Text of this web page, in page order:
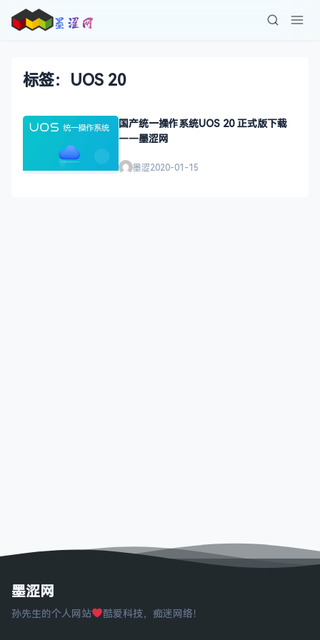
标签：UOS 20
国产统一操作系统UOS 20 正式版下载
——墨涩网
墨涩2020-01-15
墨涩网
孙先生的个人网站 酷爱科技，痴迷网络！